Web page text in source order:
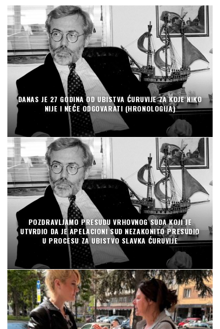
DANAS JE 27 GODINA OD UBISTVA ĆURUVIJE ZA KOJE NIKO
NIJE I NEĆE ODGOVARATI (HRONOLOGIJA)
POZDRAVLJAMO PRESUDU VRHOVNOG SUDA KOJI JE
UTVRDIO DA JE APELACIONI SUD NEZAKONITO PRESUDIO
U PROCESU ZA UBISTVO SLAVKA ĆURUVIJE